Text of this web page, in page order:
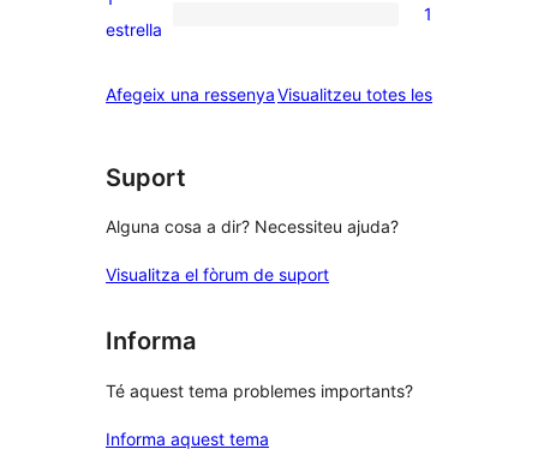
de
estrelles
1
de
estrella
1
Afegeix una ressenyaVisualitzeu totes lesressenyes
Suport
Alguna cosa a dir? Necessiteu ajuda?
Visualitza el fòrum de suport
Informa
Té aquest tema problemes importants?
Informa aquest tema